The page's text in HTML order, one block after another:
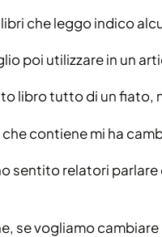
che leggo indico
poi utilizzare in un
libro tutto di un fiato,
contiene mi ha
sentito relatori parlare
se vogliamo